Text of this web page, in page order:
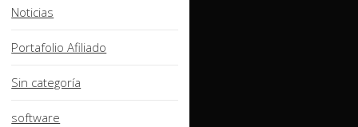
Noticias
Portafolio Afiliado
Sin categoría
software